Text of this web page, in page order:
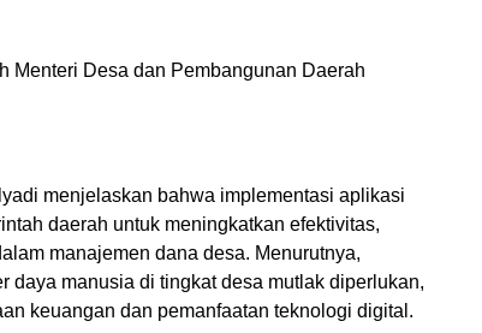
Menteri Desa dan Pembangunan Daerah
menjelaskan bahwa implementasi aplikasi
daerah untuk meningkatkan efektivitas,
manajemen dana desa. Menurutnya,
daya manusia di tingkat desa mutlak diperlukan,
keuangan dan pemanfaatan teknologi digital.